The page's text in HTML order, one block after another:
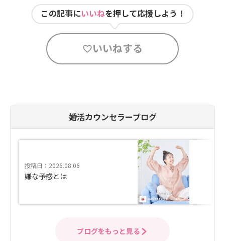
この記事にいいねを押して応援しよう！
いいねする
婚活カウンセラーブログ
投稿日：2026.08.06
嫌な予感とは
ブログをもっと見る